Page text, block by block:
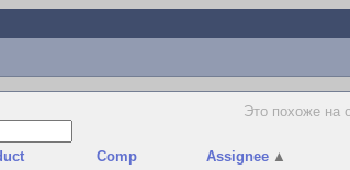
Это похоже на
Comp Assignee ▲